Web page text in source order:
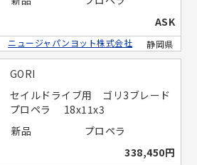
ASK
静岡県
ニュージャパンヨット株式会社
GORI
セイルドライブ用 ゴリ3ブレード
プロペラ 18x11x3
新品
プロペラ
338,450円